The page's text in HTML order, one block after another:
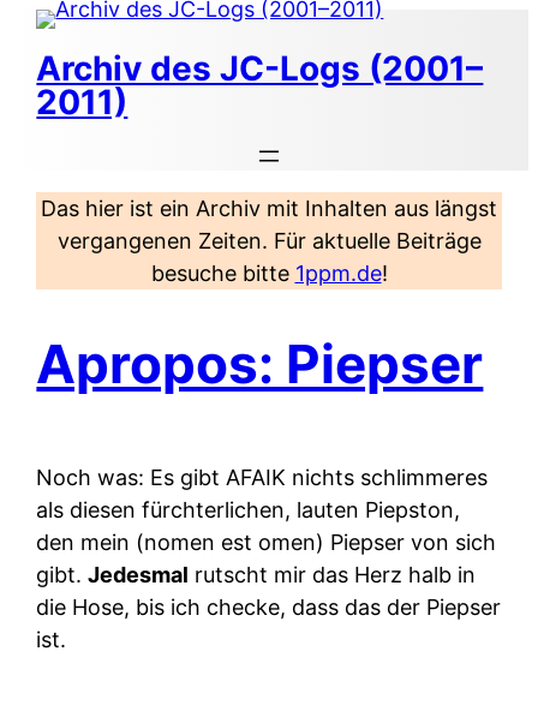
Zum
Inhalt
springen
Archiv des JC-Logs (2001–
2011)
Das hier ist ein Archiv mit Inhalten aus längst
vergangenen Zeiten. Für aktuelle Beiträge
besuche bitte 1ppm.de!
Apropos: Piepser
Noch was: Es gibt AFAIK nichts schlimmeres
als diesen fürchterlichen, lauten Piepston,
den mein (nomen est omen) Piepser von sich
gibt.Jedesmal rutscht mir das Herz halb in
die Hose, bis ich checke, dass das der Piepser
ist.